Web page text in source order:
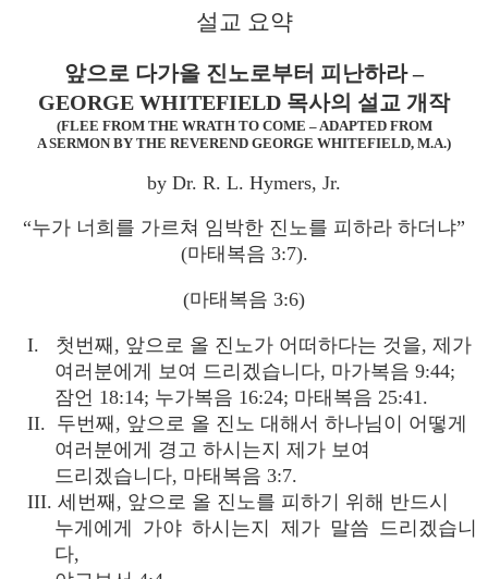
설교 요약
앞으로 다가올 진노로부터 피난하라 –
GEORGE WHITEFIELD 목사의 설교 개작
(FLEE FROM THE WRATH TO COME – ADAPTED FROM
A SERMON BY THE REVEREND GEORGE WHITEFIELD, M.A.)
by Dr. R. L. Hymers, Jr.
“누가 너희를 가르쳐 임박한 진노를 피하라 하더냐”
(마태복음 3:7).
(마태복음 3:6)
I. 첫번째, 앞으로 올 진노가 어떠하다는 것을, 제가
여러분에게 보여 드리겠습니다, 마가복음 9:44;
잠언 18:14; 누가복음 16:24; 마태복음 25:41.
II. 두번째, 앞으로 올 진노 대해서 하나님이 어떻게
여러분에게 경고 하시는지 제가 보여
드리겠습니다, 마태복음 3:7.
III. 세번째, 앞으로 올 진노를 피하기 위해 반드시
누게에게 가야 하시는지 제가 말씀 드리겠습니
다,